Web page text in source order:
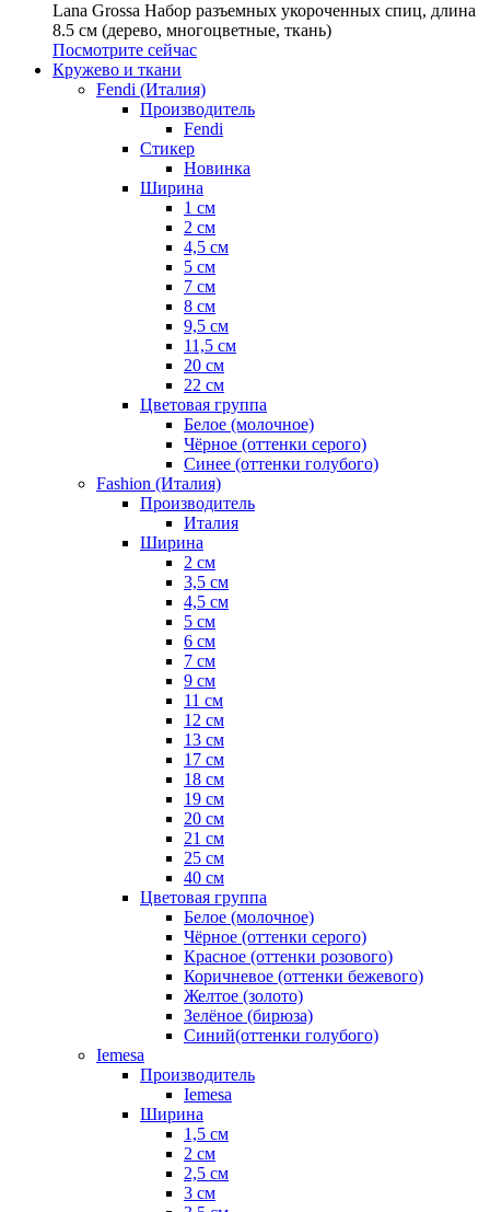
Lana Grossa Набор разъемных укороченных спиц, длина
8.5 см (дерево, многоцветные, ткань)
Посмотрите сейчас
Кружево и ткани
Fendi (Италия)
Производитель
Fendi
Стикер
Новинка
Ширина
1 см
2 см
4,5 см
5 см
7 см
8 см
9,5 см
11,5 см
20 см
22 см
Цветовая группа
Белое (молочное)
Чёрное (оттенки серого)
Синее (оттенки голубого)
Fashion (Италия)
Производитель
Италия
Ширина
2 см
3,5 см
4,5 см
5 см
6 см
7 см
9 см
11 см
12 см
13 см
17 см
18 см
19 см
20 см
21 см
25 см
40 см
Цветовая группа
Белое (молочное)
Чёрное (оттенки серого)
Красное (оттенки розового)
Коричневое (оттенки бежевого)
Желтое (золото)
Зелёное (бирюза)
Синий(оттенки голубого)
Iemesa
Производитель
Iemesa
Ширина
1,5 см
2 см
2,5 см
3 см